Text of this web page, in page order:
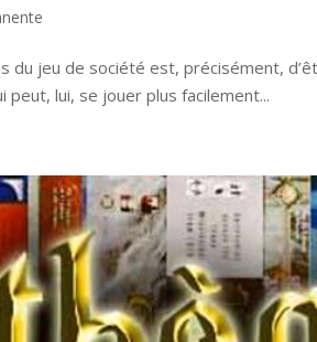
jeu de société est, précisément,
peut, lui, se jouer plus facilement...